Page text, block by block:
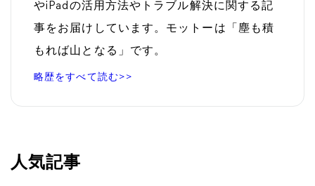
やiPadの活用方法やトラブル解決に関する記
事をお届けしています。モットーは「塵も積
もれば山となる」です。
略歴をすべて読む>>
人気記事